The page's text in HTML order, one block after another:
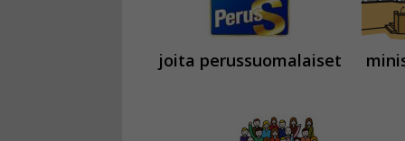
joita perussuomalaiset